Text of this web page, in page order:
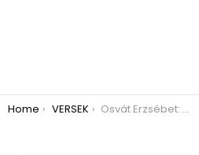
You are here:
Home VERSEK Osvát Erzsébet: Falevelek